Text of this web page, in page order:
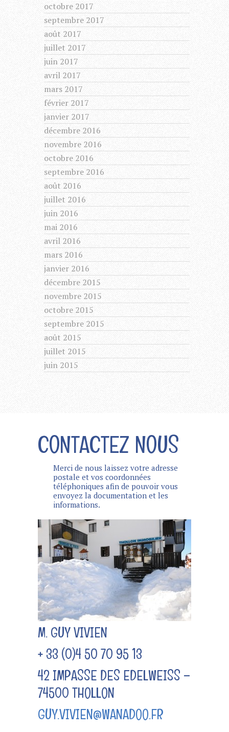
octobre 2017
septembre 2017
août 2017
juillet 2017
juin 2017
avril 2017
mars 2017
février 2017
janvier 2017
décembre 2016
novembre 2016
octobre 2016
septembre 2016
août 2016
juillet 2016
juin 2016
mai 2016
avril 2016
mars 2016
janvier 2016
décembre 2015
novembre 2015
octobre 2015
septembre 2015
août 2015
juillet 2015
juin 2015
CONTACTEZ NOUS
Merci de nous laissez votre adresse
postale et vos coordonnées
téléphoniques afin de pouvoir vous
envoyez la documentation et les
informations.
M. GUY VIVIEN
+ 33 (0)4 50 70 95 13
42 IMPASSE DES EDELWEISS –
74500 THOLLON
GUY.VIVIEN@WANADOO.FR